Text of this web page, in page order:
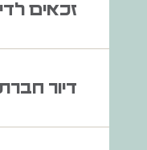
זכאים
דיור